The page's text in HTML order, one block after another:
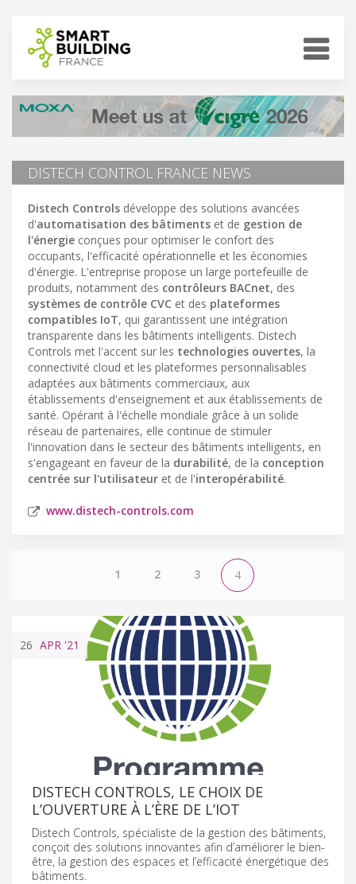
DISTECH CONTROL FRANCE NEWS
Distech Controls développe des solutions avancées
d'automatisation des bâtiments et de gestion de
l'énergie conçues pour optimiser le confort des
occupants, l'efficacité opérationnelle et les économies
d'énergie. L'entreprise propose un large portefeuille de
produits, notamment des contrôleurs BACnet, des
systèmes de contrôle CVC et des plateformes
compatibles IoT, qui garantissent une intégration
transparente dans les bâtiments intelligents. Distech
Controls met l'accent sur les technologies ouvertes, la
connectivité cloud et les plateformes personnalisables
adaptées aux bâtiments commerciaux, aux
établissements d'enseignement et aux établissements de
santé. Opérant à l'échelle mondiale grâce à un solide
réseau de partenaires, elle continue de stimuler
l'innovation dans le secteur des bâtiments intelligents, en
s'engageant en faveur de la durabilité, de la conception
centrée sur l'utilisateur et de l'interopérabilité.
www.distech-controls.com
1 2 3 4
26 APR '21
DISTECH CONTROLS, LE CHOIX DE
L’OUVERTURE À L’ÈRE DE L’IOT
Distech Controls, spécialiste de la gestion des bâtiments,
conçoit des solutions innovantes afin d’améliorer le bien-
être, la gestion des espaces et l’efficacité énergétique des
bâtiments.